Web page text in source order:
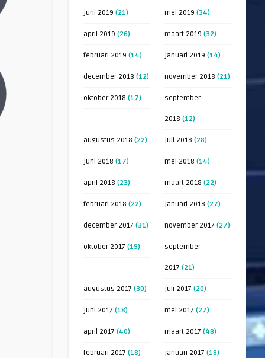
juni 2019 (21) mei 2019 (34)
april 2019 (26) maart 2019 (32)
februari 2019 (14) januari 2019 (14)
december 2018 (12) november 2018 (21)
oktober 2018 (17) september
2018 (12)
augustus 2018 (22) juli 2018 (28)
juni 2018 (17) mei 2018 (14)
april 2018 (23) maart 2018 (22)
februari 2018 (22) januari 2018 (27)
december 2017 (31) november 2017 (27)
oktober 2017 (19) september
2017 (21)
augustus 2017 (30) juli 2017 (20)
juni 2017 (18) mei 2017 (27)
april 2017 (40) maart 2017 (48)
februari 2017 (18) januari 2017 (18)